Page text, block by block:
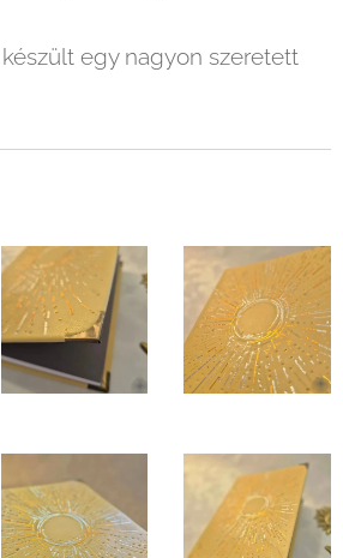
egy nagyon szeretett